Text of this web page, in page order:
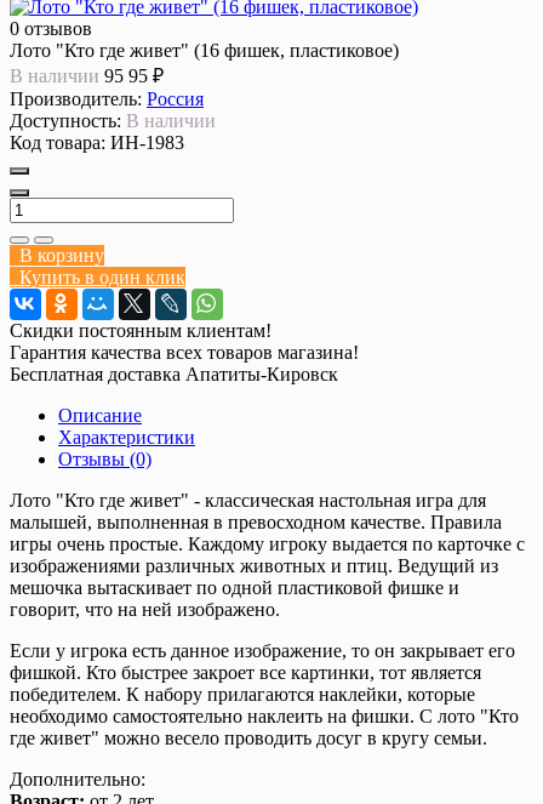
0 отзывов
Лото "Кто где живет" (16 фишек, пластиковое)
В наличии 95 95 ₽
Производитель: Россия
Доступность: В наличии
Код товара: ИН-1983
В корзину
Купить в один клик
Скидки постоянным клиентам!
Гарантия качества всех товаров магазина!
Бесплатная доставка Апатиты-Кировск
Описание
Характеристики
Отзывы (0)
Лото "Кто где живет" - классическая настольная игра для
малышей, выполненная в превосходном качестве. Правила
игры очень простые. Каждому игроку выдается по карточке с
изображениями различных животных и птиц. Ведущий из
мешочка вытаскивает по одной пластиковой фишке и
говорит, что на ней изображено.
Если у игрока есть данное изображение, то он закрывает его
фишкой. Кто быстрее закроет все картинки, тот является
победителем. К набору прилагаются наклейки, которые
необходимо самостоятельно наклеить на фишки. С лото "Кто
где живет" можно весело проводить досуг в кругу семьи.
Дополнительно: